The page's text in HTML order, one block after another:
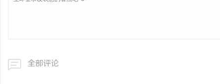
全部评论